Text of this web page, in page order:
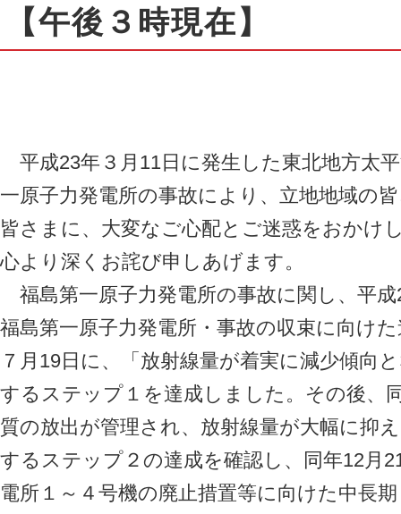
【午後３時現在】
平成23年３月11日に発生した東北地方太
一原子力発電所の事故により、立地地域の
皆さまに、大変なご心配とご迷惑をおかけ
心より深くお詫び申しあげます。
福島第一原子力発電所の事故に関し、平
福島第一原子力発電所・事故の収束に向け
７月19日に、「放射線量が着実に減少傾向
するステップ１を達成しました。その後、
質の放出が管理され、放射線量が大幅に抑
するステップ２の達成を確認し、同年12月
電所１～４号機の廃止措置等に向けた中長